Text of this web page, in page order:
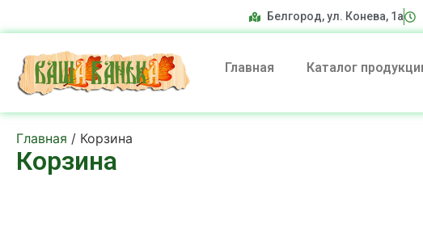
Белгород, ул. Конева, 1а
Главная Каталог
Главная / Корзина
Корзина